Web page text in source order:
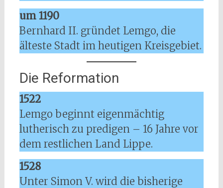
um 1190
Bernhard II. gründet Lemgo, die
älteste Stadt im heutigen Kreisgebiet.
Die Reformation
1522
Lemgo beginnt eigenmächtig
lutherisch zu predigen – 16 Jahre vor
dem restlichen Land Lippe.
1528
Unter Simon V. wird die bisherige